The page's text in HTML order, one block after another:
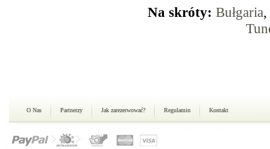
Na skróty: Bułgaria
O Nas Partnerzy Jak zarezerwować? Regulamin Kontakt